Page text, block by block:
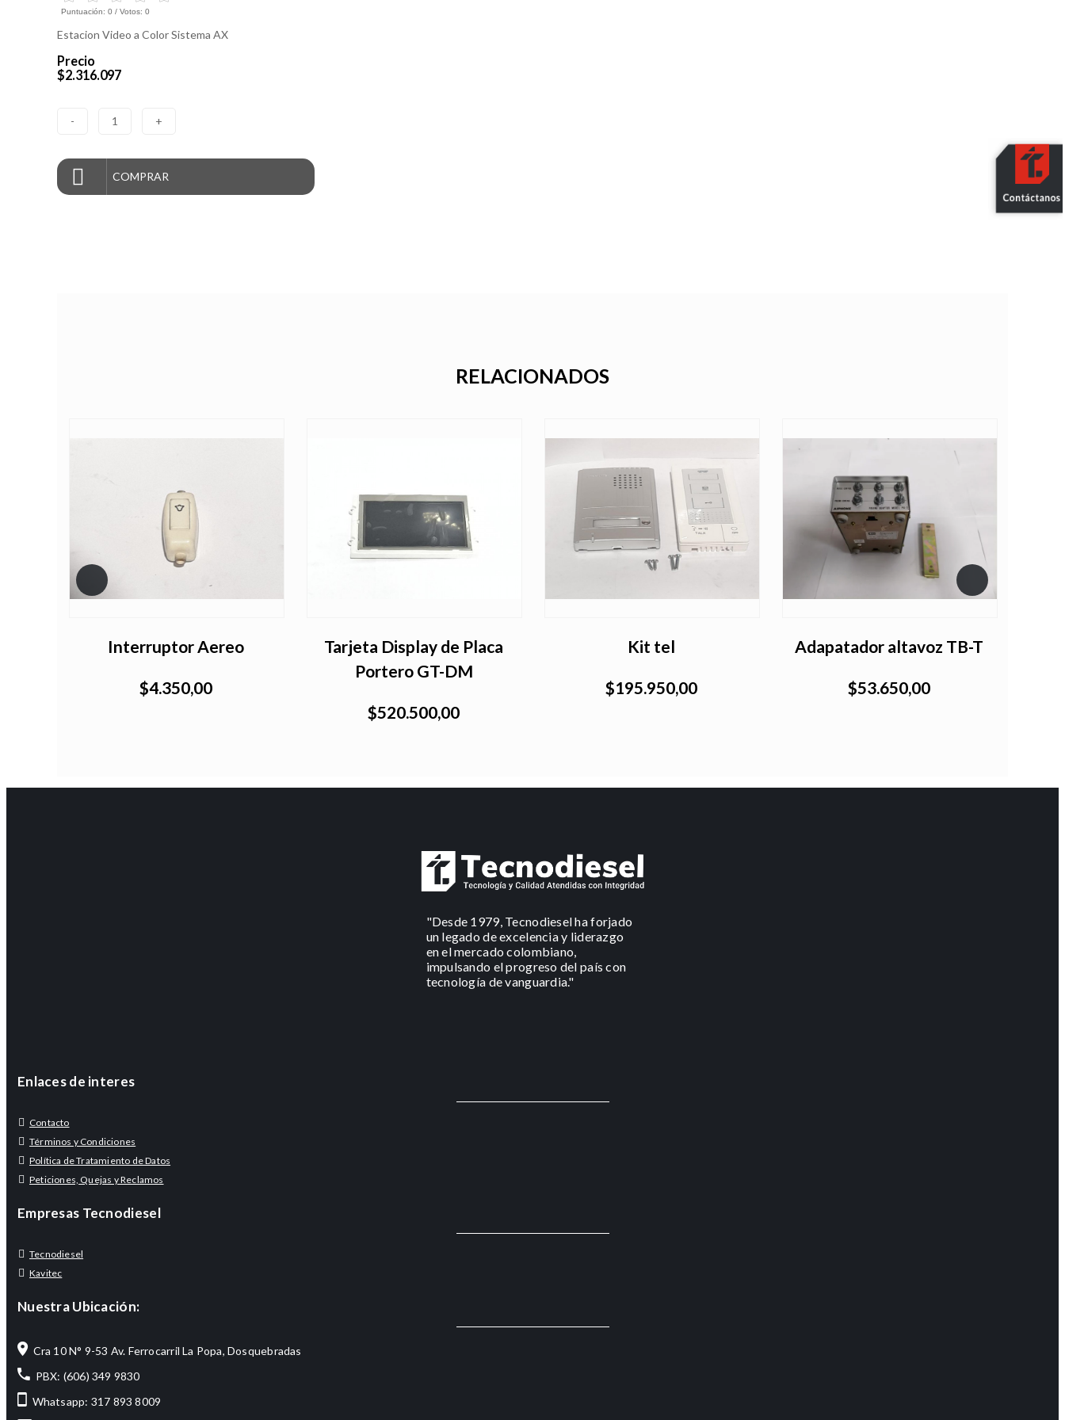
Puntuación: 0 / Votos: 0
Estacion Video a Color Sistema AX
Precio
$2.316.097
- 1 +
COMPRAR
RELACIONADOS
Interruptor Aereo
$4.350,00
Tarjeta Display de Placa
Portero GT-DM
$520.500,00
Kit tel
$195.950,00
Adapatador altavoz TB-T
$53.650,00
"Desde 1979, Tecnodiesel ha forjado
un legado de excelencia y liderazgo
en el mercado colombiano,
impulsando el progreso del país con
tecnología de vanguardia."
Enlaces de interes
Contacto
Términos y Condiciones
Política de Tratamiento de Datos
Peticiones, Quejas y Reclamos
Empresas Tecnodiesel
Tecnodiesel
Kavitec
Nuestra Ubicación:
Cra 10 N° 9-53 Av. Ferrocarril La Popa, Dosquebradas
PBX: (606) 349 9830
Whatsapp: 317 893 8009